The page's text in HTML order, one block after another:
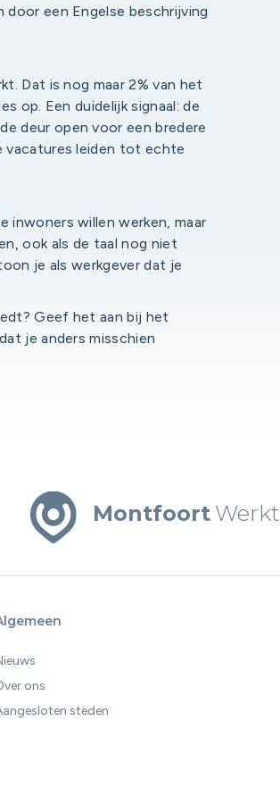
een Engelse beschrijving
Dat is nog maar 2% van het
op. Een duidelijk signaal: de
deur open voor een bredere
vacatures leiden tot echte
inwoners willen werken, maar
ook als de taal nog niet
je als werkgever dat je
Geef het aan bij het
je anders misschien
Montfoort Werkt
ons
steden